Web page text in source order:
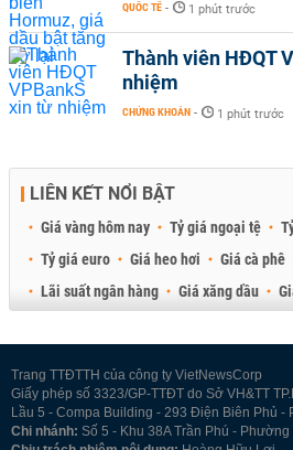
QUỐC TẾ - 1 phút trước
Thành viên HĐQT
nhiệm
CHỨNG KHOÁN - 1 phút trước
LIÊN KẾT NỔI BẬT
Giá vàng hôm nay Tỷ giá ngoại tệ
Tỷ giá euro
Giá heo hơi Giá cà phê
Lãi suất ngân hàng
Giá xăng dầu
Trang TTĐTTH của công ty VietNewsCorp
Giấy phép số 3323/GP-TTĐT do Sở VH&TT
Lầu 5 - Compa Building - 293 Điện Biên Phủ -
Chi nhánh: Số 5 - Khu 38A Trần Phú -